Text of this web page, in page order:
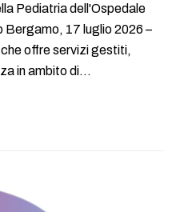
Pediatria dell'Ospedale
Bergamo, 17 luglio 2026 –
offre servizi gestiti,
in ambito di…